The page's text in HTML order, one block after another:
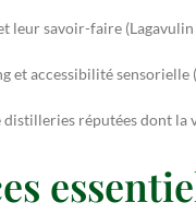
leur savoir-faire
et accessibilité sensorielle
réputées dont la